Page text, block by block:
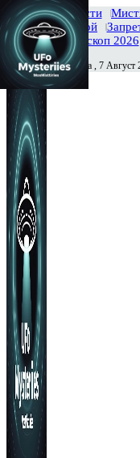
Главная Новости
Тайны вселенной
История
Гороскоп 2026
Сегодня Пятница , 7 Август